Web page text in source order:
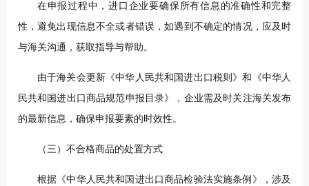
在申报过程中，进口企业要确保所有信息的准确性和完整
性，避免出现信息不全或者错误，如遇到不确定的情况，应及时
与海关沟通，获取指导与帮助。
由于海关会更新《中华人民共和国进出口税则》和《中华人
民共和国进出口商品规范申报目录》，企业需及时关注海关发布
的最新信息，确保申报要素的时效性。
（三）不合格商品的处置方式
根据《中华人民共和国进出口商品检验法实施条例》，涉及